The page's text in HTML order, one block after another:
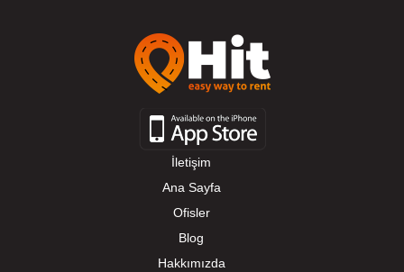
İletişim
Ana Sayfa
Ofisler
Blog
Hakkımızda